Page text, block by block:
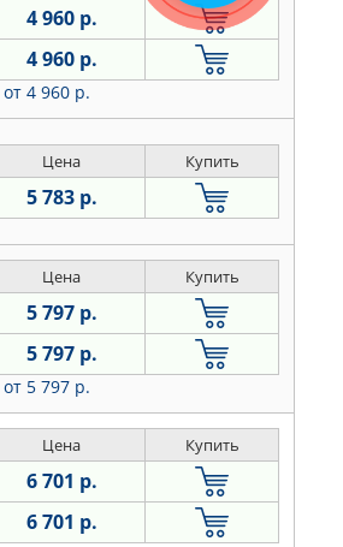
4 960 р.
4 960 р.
от 4 960 р.
Цена Купить
5 783 р.
Цена Купить
5 797 р.
5 797 р.
от 5 797 р.
Цена Купить
6 701 р.
6 701 р.